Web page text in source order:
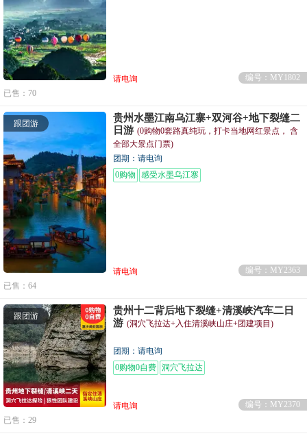
请电询
编号：MY1802
已售：70
跟团游
贵州水墨江南乌江寨+双河谷+地下裂缝二
日游 (0购物0套路真纯玩，打卡当地网红景点， 含
全部大景点门票)
团期：请电询
0购物
感受水墨乌江寨
请电询
编号：MY2363
已售：64
跟团游
贵州十二背后地下裂缝+清溪峡汽车二日
游 (洞穴飞拉达+入住清溪峡山庄+团建项目)
团期：请电询
0购物0自费 洞穴飞拉达
请电询
编号：MY2370
已售：29